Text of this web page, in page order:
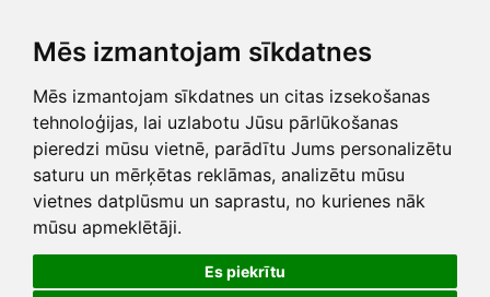
Mēs izmantojam sīkdatnes
Mēs izmantojam sīkdatnes un citas izsekošanas
tehnoloģijas, lai uzlabotu Jūsu pārlūkošanas
pieredzi mūsu vietnē, parādītu Jums personalizētu
saturu un mērķētas reklāmas, analizētu mūsu
vietnes datplūsmu un saprastu, no kurienes nāk
mūsu apmeklētāji.
Es piekrītu